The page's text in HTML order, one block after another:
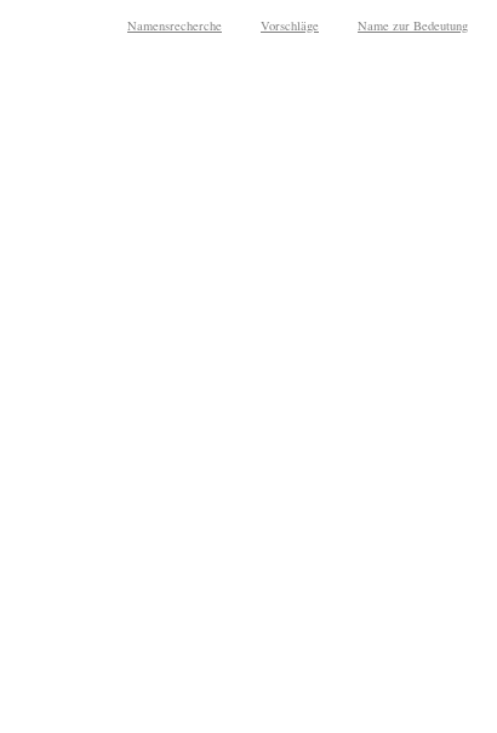
Namensrecherche Vorschläge Name zur Bedeutung